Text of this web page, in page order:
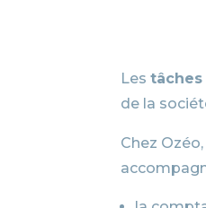
Lestâches
de la
Chez Ozéo,